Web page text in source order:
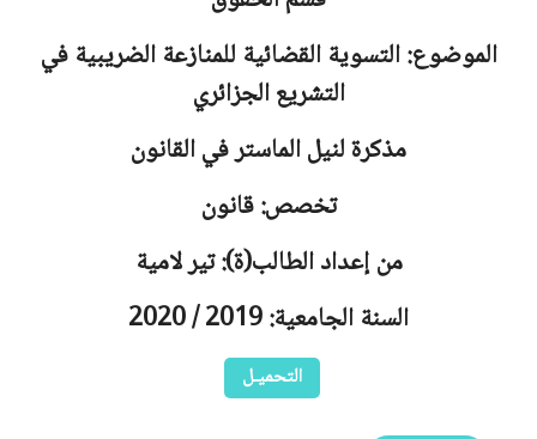
الموضوع: التسوية القضائية للمنازعة الضريبية في
التشريع الجزائري
مذكرة لنيل الماستر في القانون
تخصص: قانون
من إعداد الطالب(ة): تير لامية
السنة الجامعية: 2019 / 2020
التحميـل